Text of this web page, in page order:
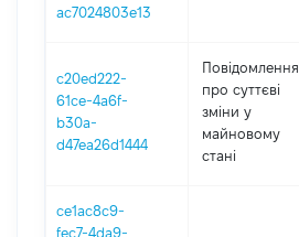
ac7024803e13
c20ed222-
61ce-4a6f-
b30a-
d47ea26d1444
Повідомлення
про суттєві
зміни y
майновому
стані
ce1ac8c9-
fec7-4da9-